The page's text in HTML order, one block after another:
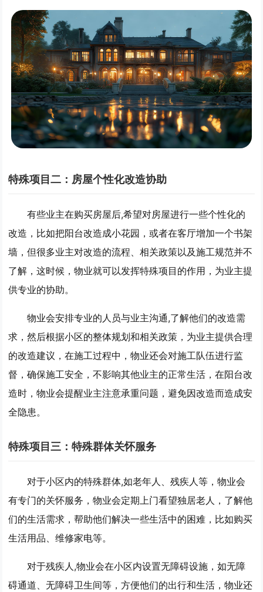
特殊项目二：房屋个性化改造协助
有些业主在购买房屋后,希望对房屋进行一些个性化的
改造，比如把阳台改造成小花园，或者在客厅增加一个书架
墙，但很多业主对改造的流程、相关政策以及施工规范并不
了解，这时候，物业就可以发挥特殊项目的作用，为业主提
供专业的协助。
物业会安排专业的人员与业主沟通,了解他们的改造需
求，然后根据小区的整体规划和相关政策，为业主提供合理
的改造建议，在施工过程中，物业还会对施工队伍进行监
督，确保施工安全，不影响其他业主的正常生活，在阳台改
造时，物业会提醒业主注意承重问题，避免因改造而造成安
全隐患。
特殊项目三：特殊群体关怀服务
对于小区内的特殊群体,如老年人、残疾人等，物业会
有专门的关怀服务，物业会定期上门看望独居老人，了解他
们的生活需求，帮助他们解决一些生活中的困难，比如购买
生活用品、维修家电等。
对于残疾人,物业会在小区内设置无障碍设施，如无障
碍通道、无障碍卫生间等，方便他们的出行和生活，物业还